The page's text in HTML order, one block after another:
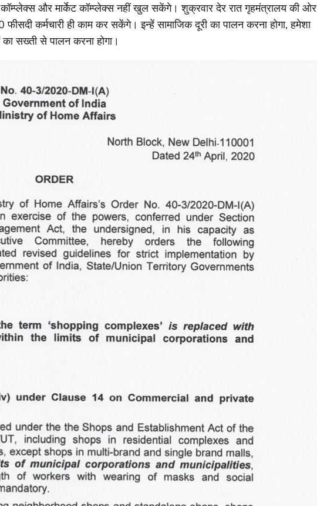
और मार्केट कॉम्प्लेक्स नहीं खुल सकेंगे। शुक्रवार देर रात गृहमंत्रालय की ओर
कर्मचारी ही काम कर सकेंगे। इन्हें सामाजिक दूरी का पालन करना होगा, हमेशा
सख्ती से पालन करना होगा।